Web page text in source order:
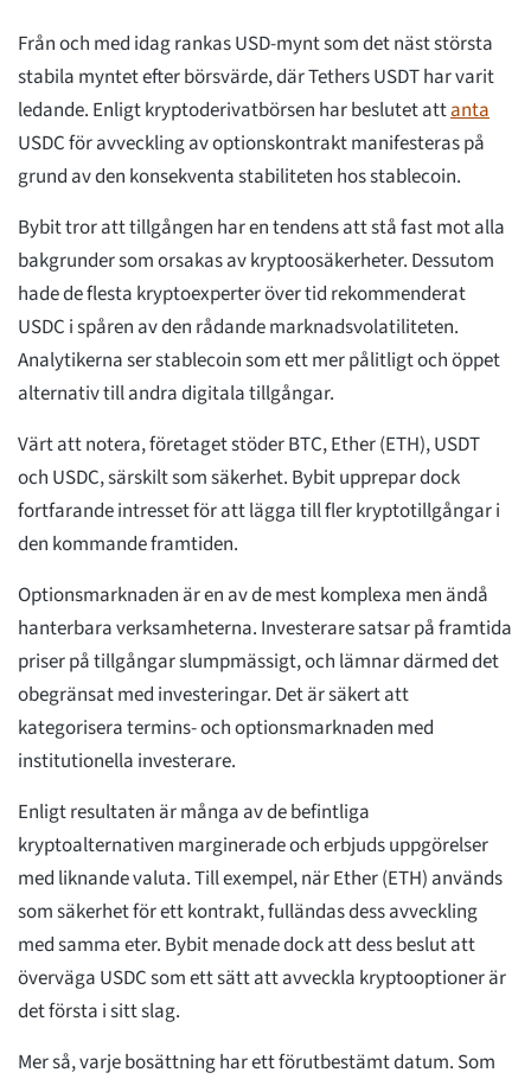
Från och med idag rankas USD-mynt som det näst största
stabila myntet efter börsvärde, där Tethers USDT har varit
ledande. Enligt kryptoderivatbörsen har beslutet attanta
USDC för avveckling av optionskontrakt manifesteras på
grund av den konsekventa stabiliteten hos stablecoin.
Bybit tror att tillgången har en tendens att stå fast mot alla
bakgrunder som orsakas av kryptoosäkerheter. Dessutom
hade de flesta kryptoexperter över tid rekommenderat
USDC i spåren av den rådande marknadsvolatiliteten.
Analytikerna ser stablecoin som ett mer pålitligt och öppet
alternativ till andra digitala tillgångar.
Värt att notera, företaget stöder BTC, Ether (ETH), USDT
och USDC, särskilt som säkerhet. Bybit upprepar dock
fortfarande intresset för att lägga till fler kryptotillgångar i
den kommande framtiden.
Optionsmarknaden är en av de mest komplexa men ändå
hanterbara verksamheterna. Investerare satsar på framtida
priser på tillgångar slumpmässigt, och lämnar därmed det
obegränsat med investeringar. Det är säkert att
kategorisera termins- och optionsmarknaden med
institutionella investerare.
Enligt resultaten är många av de befintliga
kryptoalternativen marginerade och erbjuds uppgörelser
med liknande valuta. Till exempel, när Ether (ETH) används
som säkerhet för ett kontrakt, fulländas dess avveckling
med samma eter. Bybit menade dock att dess beslut att
överväga USDC som ett sätt att avveckla kryptooptioner är
det första i sitt slag.
Mer så, varje bosättning har ett förutbestämt datum. Som